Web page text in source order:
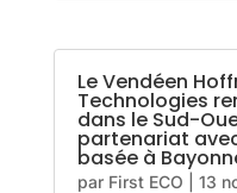
Le Vendéen
Technologies
dans le Sud-
partenariat
basée à
par First ECO
13